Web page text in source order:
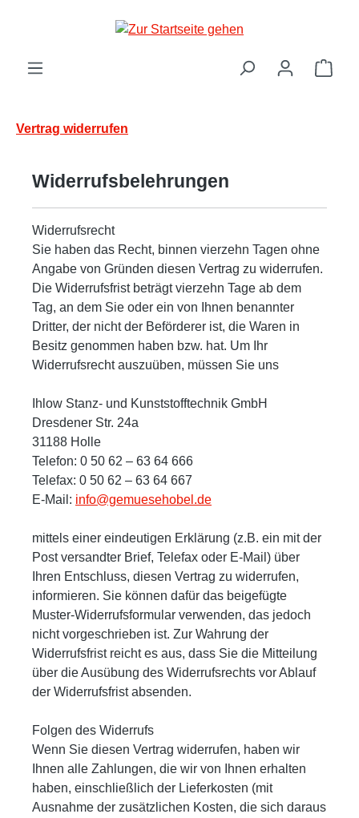
Zum Hauptinhalt springen
Vertrag widerrufen
Widerrufsbelehrungen
Widerrufsrecht
Sie haben das Recht, binnen vierzehn Tagen ohne
Angabe von Gründen diesen Vertrag zu widerrufen.
Die Widerrufsfrist beträgt vierzehn Tage ab dem
Tag, an dem Sie oder ein von Ihnen benannter
Dritter, der nicht der Beförderer ist, die Waren in
Besitz genommen haben bzw. hat. Um Ihr
Widerrufsrecht auszuüben, müssen Sie uns
Ihlow Stanz- und Kunststofftechnik GmbH
Dresdener Str. 24a
31188 Holle
Telefon: 0 50 62 – 63 64 666
Telefax: 0 50 62 – 63 64 667
E-Mail: info@gemuesehobel.de
mittels einer eindeutigen Erklärung (z.B. ein mit der
Post versandter Brief, Telefax oder E-Mail) über
Ihren Entschluss, diesen Vertrag zu widerrufen,
informieren. Sie können dafür das beigefügte
Muster-Widerrufsformular verwenden, das jedoch
nicht vorgeschrieben ist. Zur Wahrung der
Widerrufsfrist reicht es aus, dass Sie die Mitteilung
über die Ausübung des Widerrufsrechts vor Ablauf
der Widerrufsfrist absenden.
Folgen des Widerrufs
Wenn Sie diesen Vertrag widerrufen, haben wir
Ihnen alle Zahlungen, die wir von Ihnen erhalten
haben, einschließlich der Lieferkosten (mit
Ausnahme der zusätzlichen Kosten, die sich daraus